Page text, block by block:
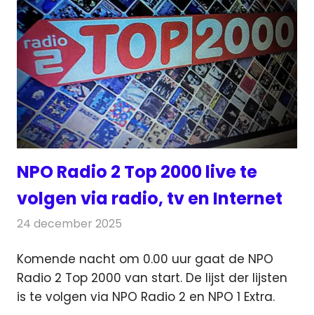
NPO Radio 2 Top 2000 live te
volgen via radio, tv en Internet
24 december 2025
Komende nacht om 0.00 uur gaat de NPO
Radio 2 Top 2000 van start. De lijst der lijsten
is te volgen via NPO Radio 2 en NPO 1 Extra.